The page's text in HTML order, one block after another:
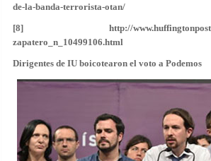
de-la-banda-terrorista-otan/
[8] http://www.huffingtonpost.es/
zapatero_n_10499106.html
Dirigentes de IU boicotearon el voto a Podemos